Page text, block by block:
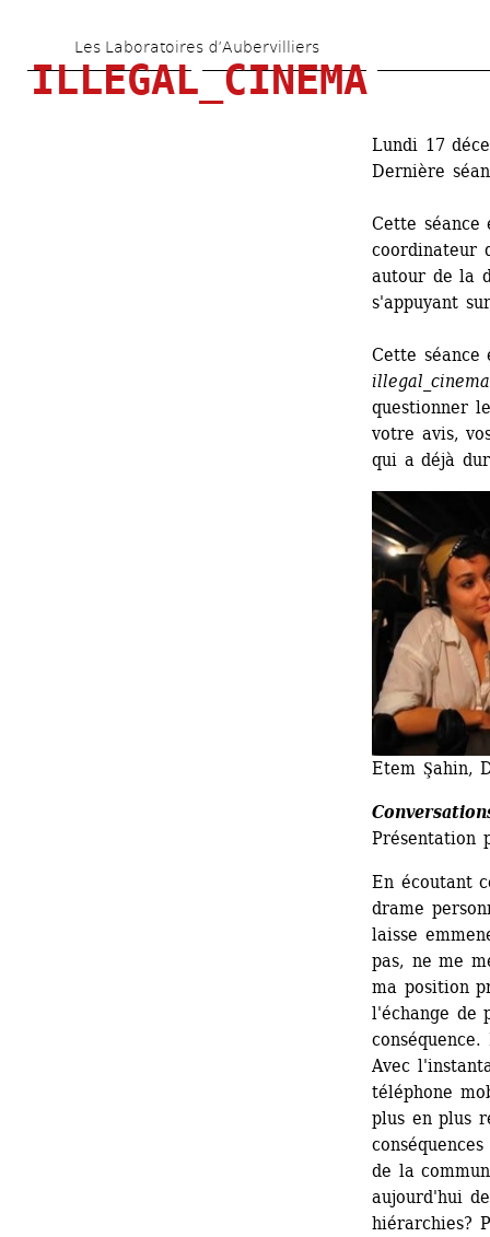
au
contenu
Les Laboratoires d’Aubervilliers
ILLEGAL_CINEMA
Lundi 17
Dernière
Cette
coordinateur
autour de la
s'appuyant
Cette
illegal_cinema
questionner
votre avis,
qui a déjà
Etem Şahin,
Présentation
En écoutant
drame
laisse
pas, ne me
ma position
l'échange de
Avec
téléphone
plus en plus
de la
aujourd'hui
hiérarchies?